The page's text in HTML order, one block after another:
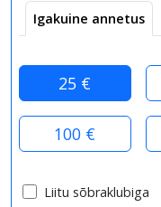
Igakuine annetus
25 €
100 €
Liitu sõbraklubiga